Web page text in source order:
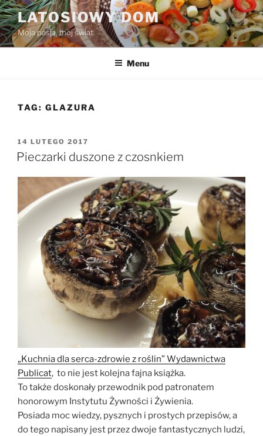
Przejdź
do
treści
LATOSIOWY DOM
Moja pasja, mój świat.
Menu
TAG: GLAZURA
OPUBLIKOWANE
W
14 LUTEGO 2017
Pieczarki duszone z czosnkiem
„Kuchnia dla serca-zdrowie z roślin” Wydawnictwa
Publicat, to nie jest kolejna fajna książka.
To także doskonały przewodnik pod patronatem
honorowym Instytutu Żywności i Żywienia.
Posiada moc wiedzy, pysznych i prostych przepisów, a
do tego napisany jest przez dwoje fantastycznych ludzi,